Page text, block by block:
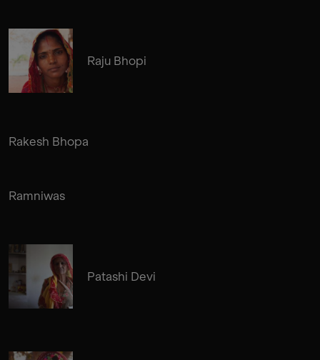
Raju Bhopi
Rakesh Bhopa
Ramniwas
Patashi Devi